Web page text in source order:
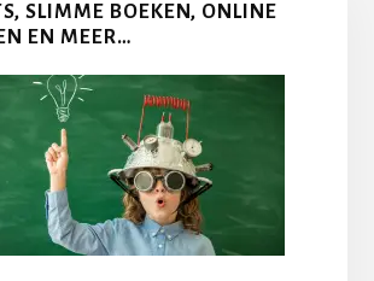
SLIMME BOEKEN, ONLINE
EN MEER…